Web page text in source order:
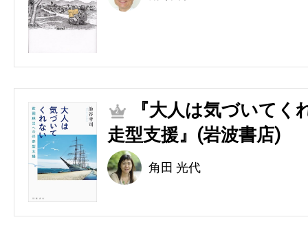
2
『大人は気づいてく
走型支援』(岩波書店)
角田 光代